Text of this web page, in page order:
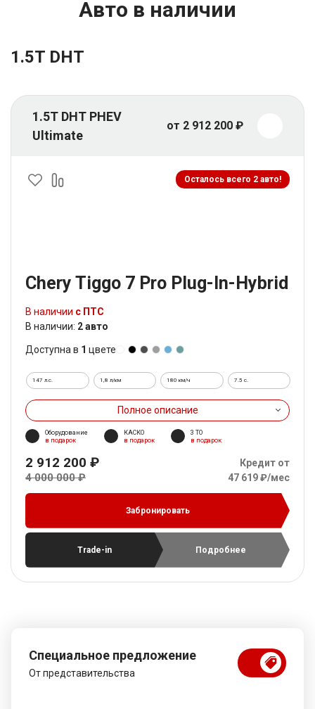
Авто в наличии
1.5T DHT
1.5T DHT PHEV
Ultimate
от 2 912 200 ₽
Осталось всего 2 авто!
Chery Tiggo 7 Pro Plug-In-Hybrid
В наличии с ПТС
В наличии: 2 авто
Доступна в 1 цвете
147 л.с. 1,8 л/км 180 км/ч 7.5 c.
Полное описание
Оборудование
в подарок
КАСКО
в подарок
3 ТО
в подарок
2 912 200 ₽
4 000 000 ₽
Кредит от
47 619 ₽/мес
Забронировать
Trade-in Подробнее
Специальное предложение
От представительства